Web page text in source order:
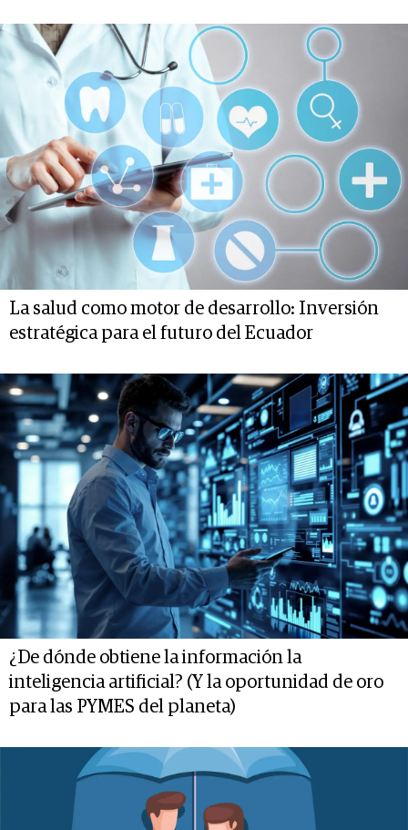
La salud como motor de desarrollo: Inversión
estratégica para el futuro del Ecuador
¿De dónde obtiene la información la
inteligencia artificial? (Y la oportunidad de oro
para las PYMES del planeta)